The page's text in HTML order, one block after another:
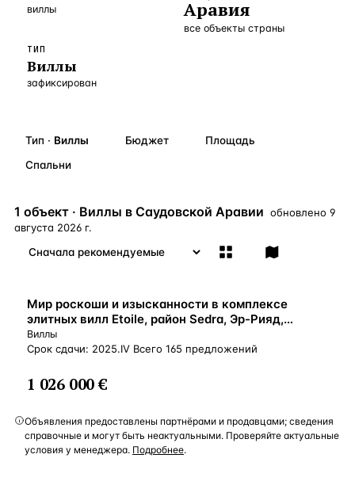
Россия · 3
Алания
Бангкок —Локация
Стамбул — Локация
ЧАСТО ИЩУТ
Турция Россия
виллы
Аравия
все объекты страны
ТИП
Виллы
зафиксирован
Тип · Виллы Бюджет
Площадь
Спальни
1 объект · Виллы в Саудовской Аравии обновлено 9
августа 2026 г.
Мир роскоши и изысканности в комплексе
элитных вилл Etoile, район Sedra, Эр-Рияд,
Саудовская Аравия
Виллы
Срок сдачи: 2025.IV Всего 165 предложений
1 026 000 €
Объявления предоставлены партнёрами и продавцами; сведения
справочные и могут быть неактуальными. Проверяйте актуальные
условия у менеджера. Подробнее.